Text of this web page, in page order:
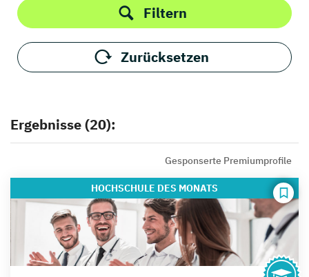
Filtern
Zurücksetzen
Ergebnisse (20):
Gesponserte Premiumprofile
HOCHSCHULE DES MONATS